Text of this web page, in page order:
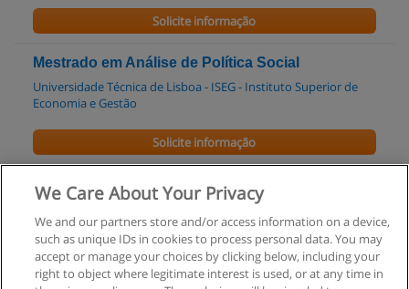
Solicite informação
Mestrado em Análise de Política Social
Universidade Técnica de Lisboa - ISEG - Instituto Superior de
Economia e Gestão
Solicite informação
Licenciatura em Antropologia
Solicite informação
We Care About Your Privacy
We and our partners store and/or access information on a device,
such as unique IDs in cookies to process personal data. You may
accept or manage your choices by clicking below, including your
right to object where legitimate interest is used, or at any time in